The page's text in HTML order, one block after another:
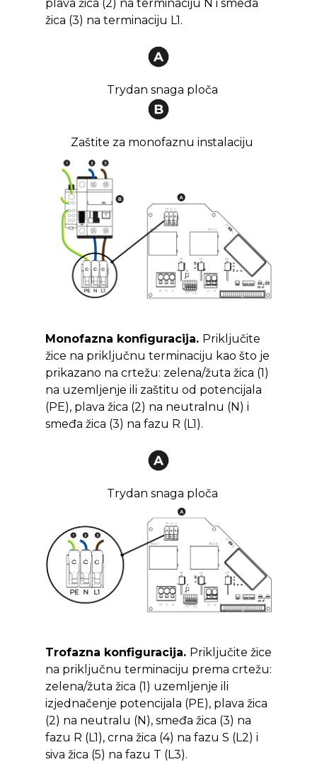
plava žica (2) na terminaciju N i smeđa
žica (3) na terminaciju L1.
Trydan snaga ploča
Zaštite za monofaznu instalaciju
Monofazna konfiguracija. Priključite
žice na priključnu terminaciju kao što je
prikazano na crtežu: zelena/žuta žica (1)
na uzemljenje ili zaštitu od potencijala
(PE), plava žica (2) na neutralnu (N) i
smeđa žica (3) na fazu R (L1).
Trydan snaga ploča
Trofazna konfiguracija. Priključite žice
na priključnu terminaciju prema crtežu:
zelena/žuta žica (1) uzemljenje ili
izjednačenje potencijala (PE), plava žica
(2) na neutralu (N), smeđa žica (3) na
fazu R (L1), crna žica (4) na fazu S (L2) i
siva žica (5) na fazu T (L3).